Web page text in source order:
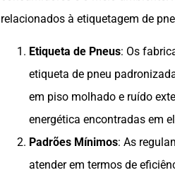
relacionados à etiquetagem de
Etiqueta de Pneus: Os
etiqueta de pneu
em piso molhado e ruído
energética encontradas em
Padrões Mínimos: As
atender em termos de